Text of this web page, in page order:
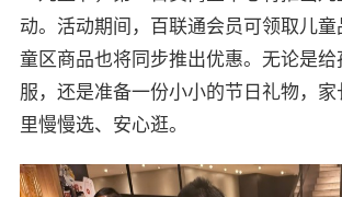
动。活动期间，百联通会员可领取儿
童区商品也将同步推出优惠。无论是
服，还是准备一份小小的节日礼物，
里慢慢选、安心逛。